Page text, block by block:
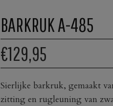
BARKRUK A-485
€129,95
Sierlijke barkruk, gemaakt
zitting en rugleuning van